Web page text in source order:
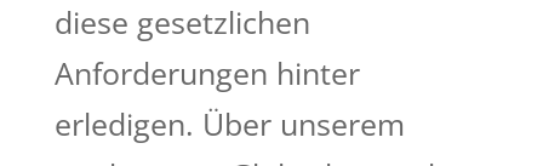
diese gesetzlichen
Anforderungen hinter
erledigen. Über unserem